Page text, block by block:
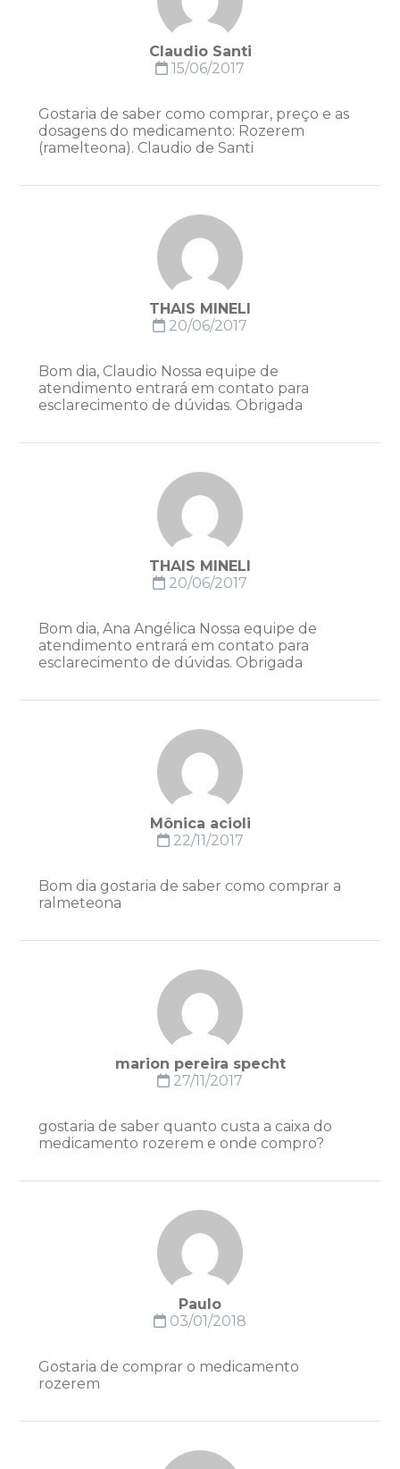
Claudio Santi
15/06/2017
Gostaria de saber como comprar, preço e as
dosagens do medicamento: Rozerem
(ramelteona). Claudio de Santi
THAIS MINELI
20/06/2017
Bom dia, Claudio Nossa equipe de
atendimento entrará em contato para
esclarecimento de dúvidas. Obrigada
THAIS MINELI
20/06/2017
Bom dia, Ana Angélica Nossa equipe de
atendimento entrará em contato para
esclarecimento de dúvidas. Obrigada
Mônica acioli
22/11/2017
Bom dia gostaria de saber como comprar a
ralmeteona
marion pereira specht
27/11/2017
gostaria de saber quanto custa a caixa do
medicamento rozerem e onde compro?
Paulo
03/01/2018
Gostaria de comprar o medicamento
rozerem